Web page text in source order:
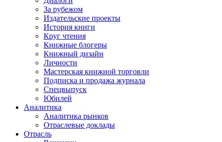
За рубежом
Издательские проекты
История книги
Круг чтения
Книжные блогеры
Книжный дизайн
Личности
Мастерская книжной торговли
Подписка и продажа журнала
Спецвыпуск
Юбилей
Аналитика
Аналитика рынков
Отраслевые доклады
Отрасль